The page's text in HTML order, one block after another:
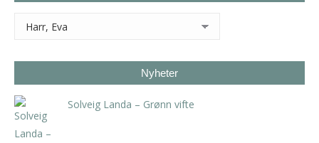
Nyheter
Solveig Landa – Grønn vifte